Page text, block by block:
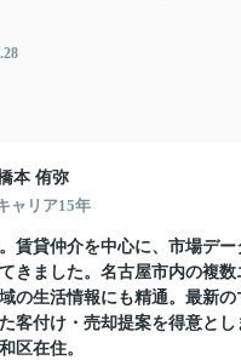
本 侑弥
ャリア15年
賃貸仲介を中心に、市場デ
きました。名古屋市内の複数
の生活情報にも精通。最新の
客付け・売却提案を得意とし
区在住。